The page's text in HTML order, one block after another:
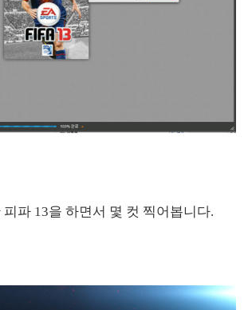
파 13을 하면서 몇 컷 찍어봅니다.